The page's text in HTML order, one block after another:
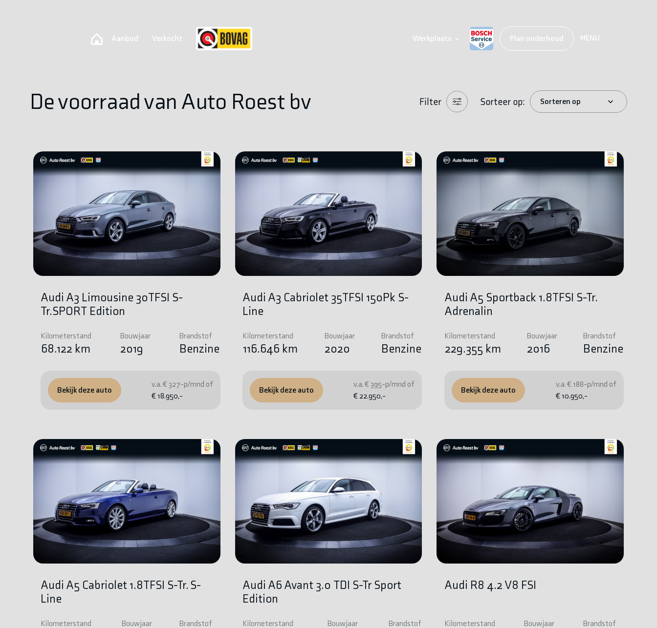
Aanbod Verkocht Werkplaats Plan onderhoud MENU
De voorraad van Auto Roest bv Filter Sorteer op:
Audi A3 Limousine 30TFSI S-
Tr.SPORT Edition
Kilometerstand
68.122 km
Bouwjaar
2019
Brandstof
Benzine
v.a. € 327-p/mnd of
€ 18.950,-
Bekijk deze auto
Audi A3 Cabriolet 35TFSI 150Pk S-
Line
Kilometerstand
116.646 km
Bouwjaar
2020
Brandstof
Benzine
v.a. € 395-p/mnd of
€ 22.950,-
Bekijk deze auto
Audi A5 Sportback 1.8TFSI S-Tr.
Adrenalin
Kilometerstand
229.355 km
Bouwjaar
2016
Brandstof
Benzine
v.a. € 188-p/mnd of
€ 10.950,-
Bekijk deze auto
Audi A5 Cabriolet 1.8TFSI S-Tr. S-
Line
Kilometerstand Bouwjaar Brandstof
Audi A6 Avant 3.0 TDI S-Tr Sport
Edition
Kilometerstand Bouwjaar Brandstof
Audi R8 4.2 V8 FSI
Kilometerstand Bouwjaar Brandstof